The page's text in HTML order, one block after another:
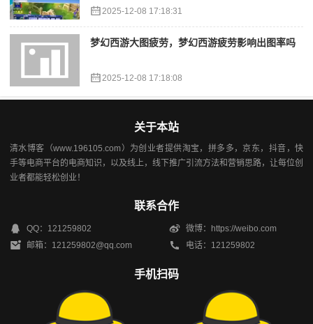
2025-12-08 17:18:31
梦幻西游大图疲劳，梦幻西游疲劳影响出图率吗
2025-12-08 17:18:08
关于本站
清水博客（www.196105.com）为创业者提供淘宝，拼多多，京东，抖音，快
手等电商平台的电商知识，以及线上，线下推广引流方法和营销思路，让每位创
业者都能轻松创业！
联系合作
QQ：121259802
微博：https://weibo.com
邮箱：121259802@qq.com
电话：121259802
手机扫码